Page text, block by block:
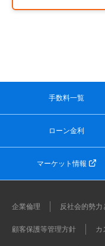
手数料一覧
ローン金利
マーケット情報
企業倫理 反社会的勢
顧客保護等管理方針 カ